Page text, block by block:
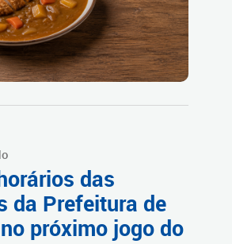
das
da Prefeitura de
próximo jogo do